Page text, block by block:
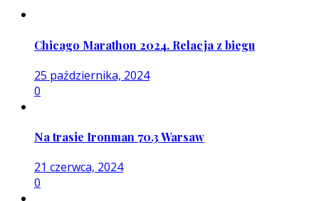
Chicago Marathon 2024. Relacja z biegu
25 października, 2024
0
Na trasie Ironman 70.3 Warsaw
21 czerwca, 2024
0